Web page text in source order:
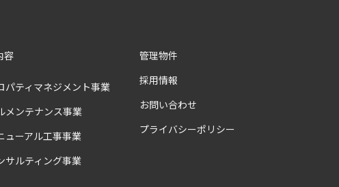
容
パティマネジメント事業
メンテナンス事業
ューアル工事事業
サルティング事業
管理物件
採用情報
お問い合わせ
プライバシーポリシー